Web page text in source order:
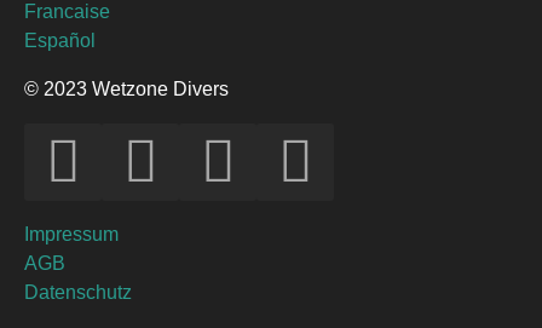
Francaise
Español
© 2023 Wetzone Divers
Impressum
AGB
Datenschutz